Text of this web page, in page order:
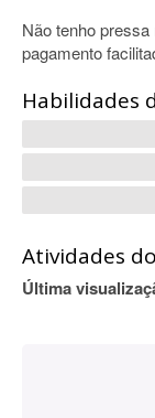
Não tenho
pagamento
Habilidades
Atividades
Última